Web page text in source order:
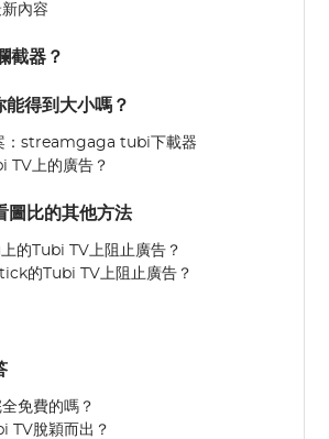
內容
截器？
能得到大小嗎？
：streamgaga tubi下載器
TV上的廣告？
圖比的其他方法
的Tubi TV上阻止廣告？
的Tubi TV上阻止廣告？
免費的嗎？
TV脫穎而出？